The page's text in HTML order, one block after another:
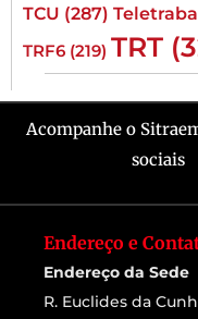
TCU (287)
TRF6 (219) TRT
Acompanhe o
sociais
Endereço e
Endereço da Sede
R. Euclides da